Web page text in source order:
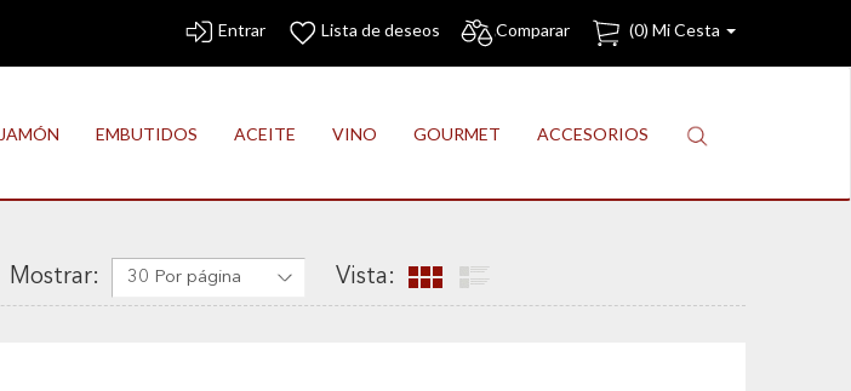
Entrar Lista de deseos Comparar (0) Mi Cesta
JAMÓN EMBUTIDOS ACEITE VINO GOURMET ACCESORIOS
Mostrar: 30 Por página Vista: